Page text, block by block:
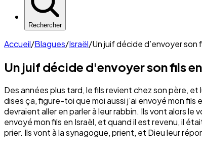
Rechercher
Accueil/Blagues/Israël/Un juif décide d’envoyer son
Un juif décide d'envoyer son fils
Des années plus tard, le fils revient chez son père,
dises ça, figure-toi que moi aussi j’ai envoyé mon
devraient aller en parler à leur rabbin. Ils vont alors
envoyé mon fils en Israël, et quand il est revenu, il
prier. Ils vont à la synagogue, prient, et Dieu leur